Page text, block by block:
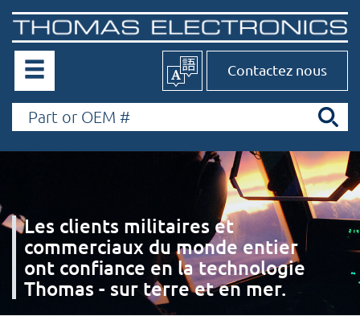
Contactez nous
Les clients militaires et
commerciaux du monde entier
ont confiance en la technologie
Thomas - sur terre et en mer.